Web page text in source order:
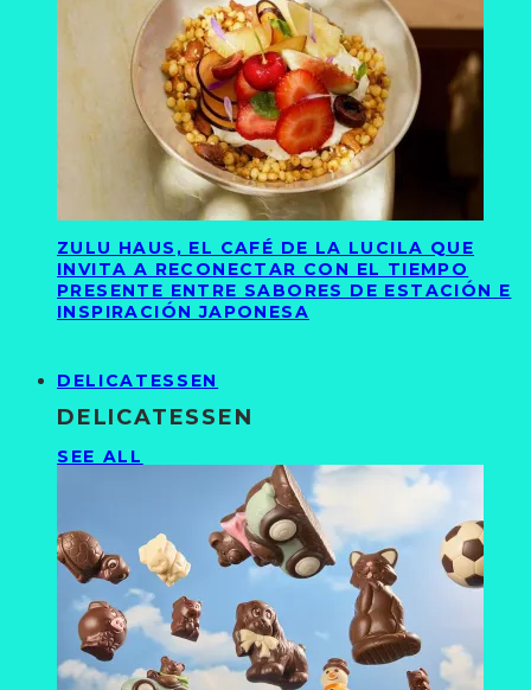
ZULU HAUS, EL CAFÉ DE LA LUCILA QUE
INVITA A RECONECTAR CON EL TIEMPO
PRESENTE ENTRE SABORES DE ESTACIÓN E
INSPIRACIÓN JAPONESA
DELICATESSEN
DELICATESSEN
SEE ALL